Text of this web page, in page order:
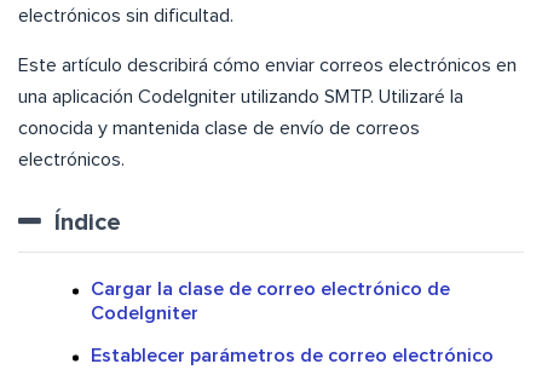
electrónicos sin dificultad.
Este artículo describirá cómo enviar correos electrónicos en
una aplicación CodeIgniter utilizando SMTP. Utilizaré la
conocida y mantenida clase de envío de correos
electrónicos.
Índice
Cargar la clase de correo electrónico de
CodeIgniter
Establecer parámetros de correo electrónico